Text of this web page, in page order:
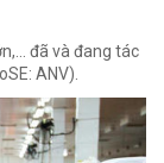
đã và đang tác
ANV).